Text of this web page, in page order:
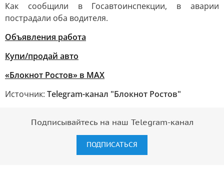
Как сообщили в Госавтоинспекции, в аварии
пострадали оба водителя.
Объявления работа
Купи/продай авто
«Блокнот Ростов» в MAX
Источник: Telegram-канал "Блокнот Ростов"
Подписывайтесь на наш Telegram-канал
ПОДПИСАТЬСЯ